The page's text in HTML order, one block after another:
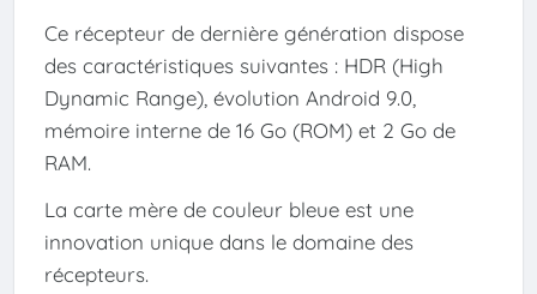
Ce récepteur de dernière génération dispose
des caractéristiques suivantes : HDR (High
Dynamic Range), évolution Android 9.0,
mémoire interne de 16 Go (ROM) et 2 Go de
RAM.
La carte mère de couleur bleue est une
innovation unique dans le domaine des
récepteurs.